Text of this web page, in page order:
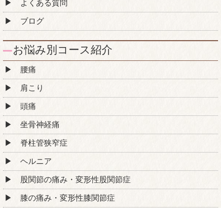
よくある質問
ブログ
お悩み別コース紹介
腰痛
肩こり
頭痛
坐骨神経痛
脊柱管狭窄症
ヘルニア
股関節の痛み・変形性股関節症
膝の痛み・変形性膝関節症